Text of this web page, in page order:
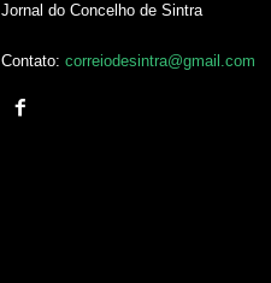
Jornal do Concelho de Sintra
Contato: correiodesintra@gmail.com